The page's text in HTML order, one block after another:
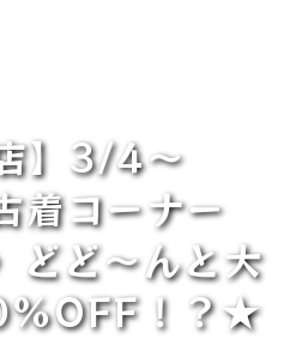
】3/4～
コーナー
どど～んと大
！？★